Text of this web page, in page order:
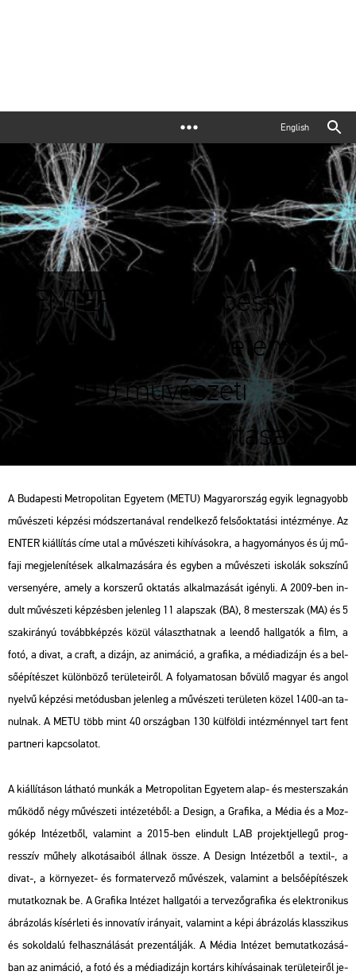
English
ENTER - a Budapesti
Metropolitan Egyetem
(METU) művészeti
hallgatóinak kiállítása
A Bu­da­pes­ti Met­ro­po­li­tan Egye­tem (METU) Ma­gyar­or­szág egyik leg­na­gyobb
mű­vé­sze­ti kép­zé­si mód­szer­ta­ná­val ren­del­ke­ző fel­ső­ok­ta­tá­si in­téz­mé­nye. Az
ENTER ki­ál­lí­tás címe utal a mű­vé­sze­ti ki­hí­vá­sok­ra, a ha­gyo­má­nyos és új mű­
fa­ji meg­je­le­ní­té­sek al­kal­ma­zá­sá­ra és egy­ben a mű­vé­sze­ti is­ko­lák sok­szí­nű
ver­se­nyé­re, amely a kor­sze­rű ok­ta­tás al­kal­ma­zá­sát igény­li. A 2009-ben in­
dult mű­vé­sze­ti kép­zés­ben je­len­leg 11 alap­szak (BA), 8 mes­ter­szak (MA) és 5
szak­irá­nyú to­vább­kép­zés közül vá­laszt­hat­nak a le­en­dő hall­ga­tók a film, a
fotó, a divat, a craft, a di­zájn, az ani­má­ció, a gra­fi­ka, a mé­dia­di­zájn és a bel­
ső­épí­té­szet kü­lön­bö­ző te­rü­le­te­i­ről. A fo­lya­ma­to­san bő­vü­lő ma­gyar és angol
nyel­vű kép­zé­si me­tó­dus­ban je­len­leg a mű­vé­sze­ti te­rü­le­ten közel 1400-an ta­
nul­nak. A METU több mint 40 or­szág­ban 130 kül­föl­di in­téz­ménnyel tart fent
part­ne­ri kap­cso­la­tot.
A ki­ál­lí­tá­son lát­ha­tó mun­kák a Met­ro­po­li­tan Egye­tem alap- és mes­ter­sza­kán
mű­kö­dő négy mű­vé­sze­ti in­té­ze­té­ből: a De­sign, a Gra­fi­ka, a Média és a Moz­
gó­kép In­té­zet­ből, va­la­mint a 2015-ben el­in­dult LAB pro­jekt­jel­le­gű prog­
resszív mű­hely al­ko­tá­sa­i­ból áll­nak össze. A De­sign In­té­zet­ből a tex­til-, a
divat-, a kör­nye­zet- és for­ma­ter­ve­ző mű­vé­szek, va­la­mint a bel­ső­épí­té­szek
mu­tat­koz­nak be. A Gra­fi­ka In­té­zet hall­ga­tói a ter­ve­ző­gra­fi­ka és elekt­ro­ni­kus
áb­rá­zo­lás kí­sér­le­ti és in­no­va­tív irá­nya­it, va­la­mint a képi áb­rá­zo­lás klasszi­kus
és sok­ol­da­lú fel­hasz­ná­lá­sát pre­zen­tál­ják. A Média In­té­zet be­mu­tat­ko­zá­sá­
ban az ani­má­ció, a fotó és a mé­dia­di­zájn kor­társ ki­hí­vá­sa­i­nak te­rü­le­te­i­ről je­